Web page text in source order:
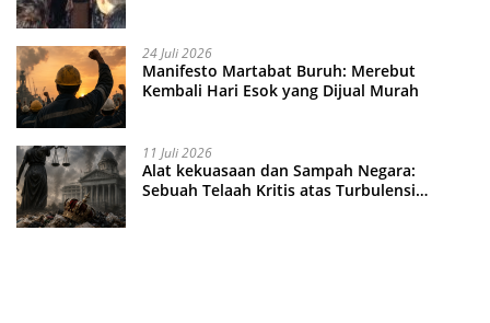
24 Juli 2026
Manifesto Martabat Buruh: Merebut
Kembali Hari Esok yang Dijual Murah
11 Juli 2026
Alat kekuasaan dan Sampah Negara:
Sebuah Telaah Kritis atas Turbulensi